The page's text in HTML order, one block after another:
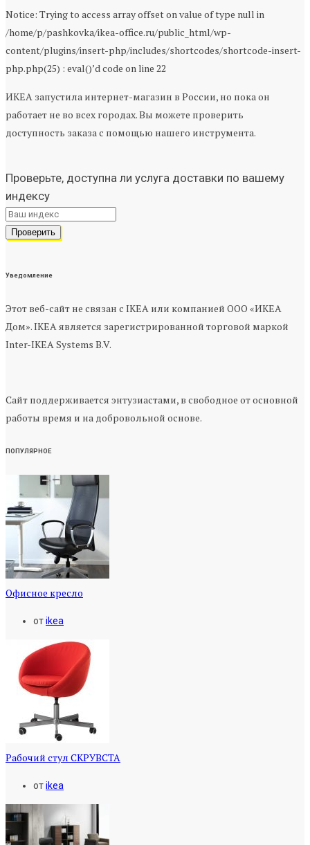
Notice: Trying to access array offset on value of type null in
/home/p/pashkovka/ikea-office.ru/public_html/wp-
content/plugins/insert-php/includes/shortcodes/shortcode-insert-
php.php(25) : eval()’d code on line 22
ИКЕА запустила интернет-магазин в России, но пока он
работает не во всех городах. Вы можете проверить
доступность заказа с помощью нашего инструмента.
Проверьте, доступна ли услуга доставки по вашему
индексу
Уведомление
Этот веб-сайт не связан с IKEA или компанией ООО «ИКЕА
Дом». IKEA является зарегистрированной торговой маркой
Inter-IKEA Systems B.V.
Сайт поддерживается энтузиастами, в свободное от основной
работы время и на добровольной основе.
ПОПУЛЯРНОЕ
Офисное кресло
отikea
Рабочий стул СКРУВСТА
отikea